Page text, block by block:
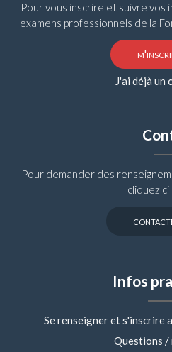
Pour vous inscrire et suivre vos
examens professionnels de la
J'ai déjà un
Pour demander des
cliquez
Infos
Se renseigner et s'inscrire
Questions /